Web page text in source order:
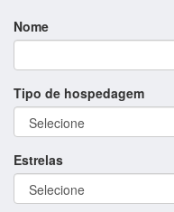
Nome
Tipo de hospedagem
Estrelas